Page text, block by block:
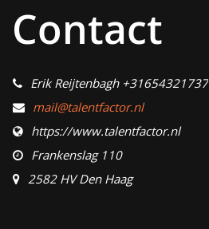
Contact
Erik Reijtenbagh +31654321737
mail@talentfactor.nl
https://www.talentfactor.nl
Frankenslag 110
2582 HV Den Haag